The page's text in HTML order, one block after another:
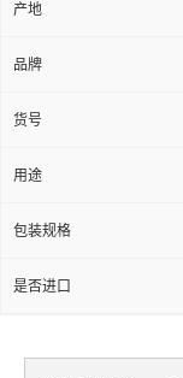
产地
品牌
货号
用途
包装规格
是否进口